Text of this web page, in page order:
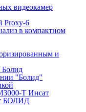
видеокамер
Proxy-6
в компактном
и
Болид
"Болид"
Т Инсат
БОЛИД